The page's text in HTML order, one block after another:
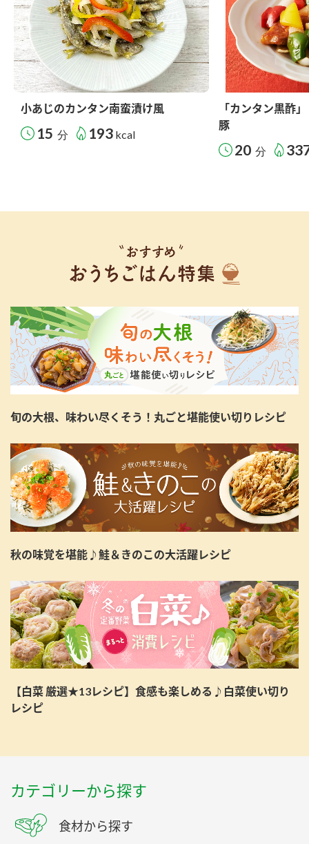
小あじのカンタン南蛮漬け風
15 分 193 kcal
「カンタン黒酢
豚
20 分
旬の大根、味わい尽くそう！丸ごと堪能使い切りレシピ
秋の味覚を堪能♪鮭＆きのこの大活躍レシピ
【白菜 厳選★13レシピ】食感も楽しめる♪白菜使い切り
レシピ
カテゴリーから探す
食材から探す